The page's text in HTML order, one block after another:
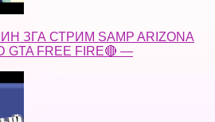
ЗГА СТРИМ SAMP ARIZONA
GTA FREE FIRE🔴 —